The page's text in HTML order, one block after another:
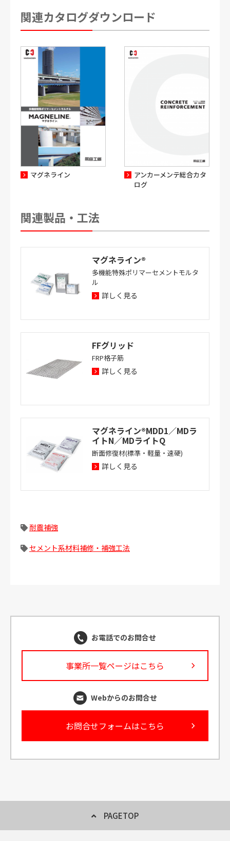
関連カタログダウンロード
マグネライン
アンカーメンテ総合カタ
ログ
関連製品・工法
マグネライン®
多機能特殊ポリマーセメントモルタ
ル
詳しく見る
FFグリッド
FRP格子筋
詳しく見る
マグネライン®MDD1／MDラ
イトN／MDライトQ
断面修復材(標準・軽量・速硬)
詳しく見る
耐震補強
セメント系材料補修・補強工法
お電話でのお問合せ
事業所一覧ページはこちら
Webからのお問合せ
お問合せフォームはこちら
PAGETOP